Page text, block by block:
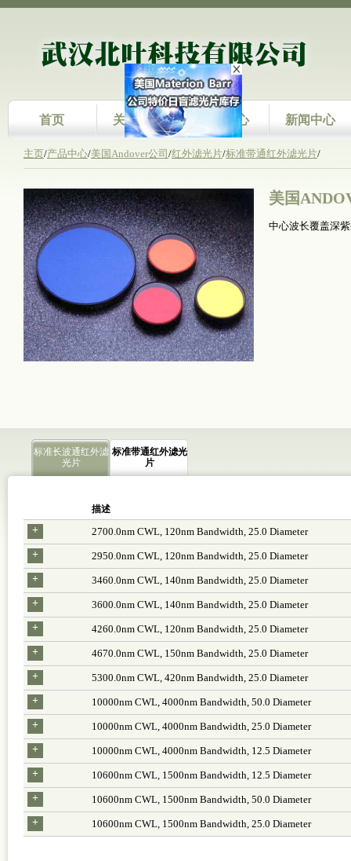
首页 关于我们 产品中心 新闻中心
主页/产品中心/美国Andover公司 /红外滤光片/标准带通红外滤光片/
美国
中心波长覆盖深
标准长波通红外滤
光片
标准带通红外滤光
片
描述
+
2700.0nm CWL, 120nm Bandwidth, 25.0 Diameter
+
2950.0nm CWL, 120nm Bandwidth, 25.0 Diameter
+
3460.0nm CWL, 140nm Bandwidth, 25.0 Diameter
+
3600.0nm CWL, 140nm Bandwidth, 25.0 Diameter
+
4260.0nm CWL, 120nm Bandwidth, 25.0 Diameter
+
4670.0nm CWL, 150nm Bandwidth, 25.0 Diameter
+
5300.0nm CWL, 420nm Bandwidth, 25.0 Diameter
+
10000nm CWL, 4000nm Bandwidth, 50.0 Diameter
+
10000nm CWL, 4000nm Bandwidth, 25.0 Diameter
+
10000nm CWL, 4000nm Bandwidth, 12.5 Diameter
+
10600nm CWL, 1500nm Bandwidth, 12.5 Diameter
+
10600nm CWL, 1500nm Bandwidth, 50.0 Diameter
+
10600nm CWL, 1500nm Bandwidth, 25.0 Diameter